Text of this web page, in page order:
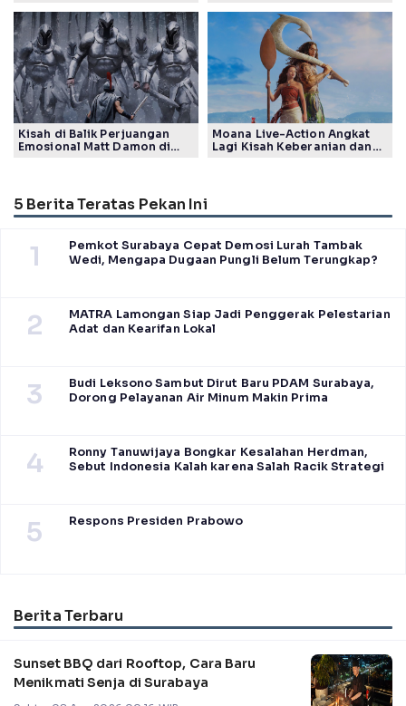
Generasi
Tuai Pujian Banyak Pihak
Kisah di Balik Perjuangan
Emosional Matt Damon di
Moana Live-Action Angkat
Lagi Kisah Keberanian dan
5 Berita Teratas Pekan Ini
1
Pemkot Surabaya Cepat Demosi Lurah Tambak
Wedi, Mengapa Dugaan Pungli Belum Terungkap?
2
MATRA Lamongan Siap Jadi Penggerak Pelestarian
Adat dan Kearifan Lokal
3
Budi Leksono Sambut Dirut Baru PDAM Surabaya,
Dorong Pelayanan Air Minum Makin Prima
4
Ronny Tanuwijaya Bongkar Kesalahan Herdman,
Sebut Indonesia Kalah karena Salah Racik Strategi
5 Respons Presiden Prabowo
Berita Terbaru
Sunset BBQ dari Rooftop, Cara Baru
Menikmati Senja di Surabaya